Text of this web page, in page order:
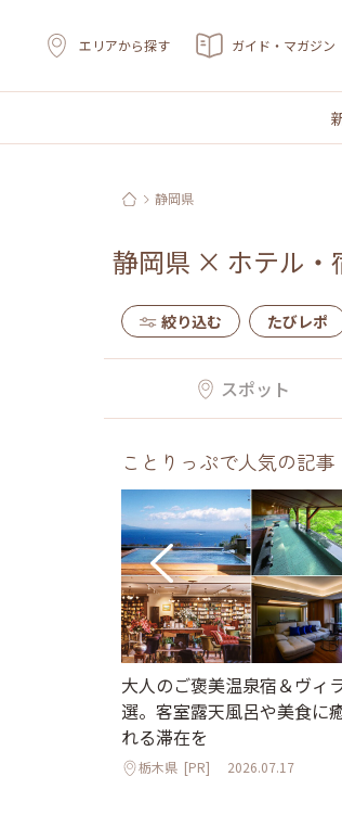
エリアから探す ガイド・マガジン
静岡県
静岡県 × ホテル・
絞り込む たびレポ
スポット
ことりっぷで人気の記事
大人のご褒美温泉宿＆ヴィ
選。客室露天風呂や美食に
れる滞在を
栃木県 [PR] 2026.07.17